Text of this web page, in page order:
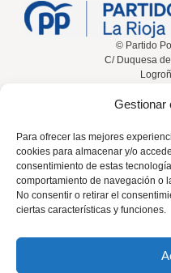
Gestionar
Para ofrecer las mejores
cookies para almacenar y/o
consentimiento de estas
comportamiento de navegación o
No consentir o retirar el
ciertas características y funciones.
© Partido
C/ Duquesa
Participa